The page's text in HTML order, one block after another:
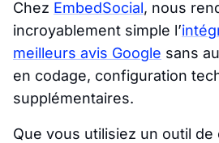
Chez EmbedSocial, nous
incroyablement simple l’
meilleurs avis Google sans
en codage, configuration
supplémentaires.
Que vous utilisiez un outil de